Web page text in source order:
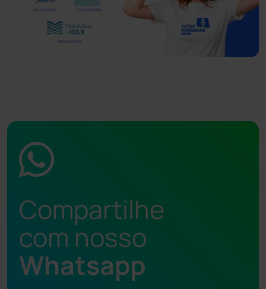
Compartilhe
com nosso
Whatsapp